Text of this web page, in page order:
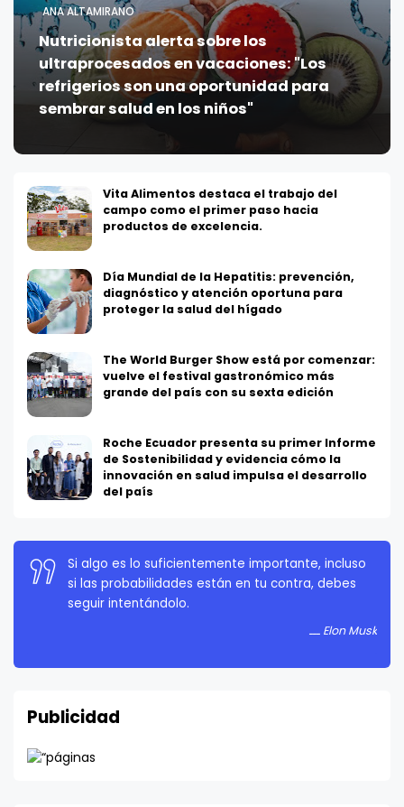
ANA ALTAMIRANO
Nutricionista alerta sobre los
ultraprocesados en vacaciones: "Los
refrigerios son una oportunidad para
sembrar salud en los niños"
Vita Alimentos destaca el trabajo del
campo como el primer paso hacia
productos de excelencia.
Día Mundial de la Hepatitis: prevención,
diagnóstico y atención oportuna para
proteger la salud del hígado
The World Burger Show está por comenzar:
vuelve el festival gastronómico más
grande del país con su sexta edición
Roche Ecuador presenta su primer Informe
de Sostenibilidad y evidencia cómo la
innovación en salud impulsa el desarrollo
del país
La persistencia es muy importante. No debes
rendirte a menos que estés obligado a rendirte.
Publicidad